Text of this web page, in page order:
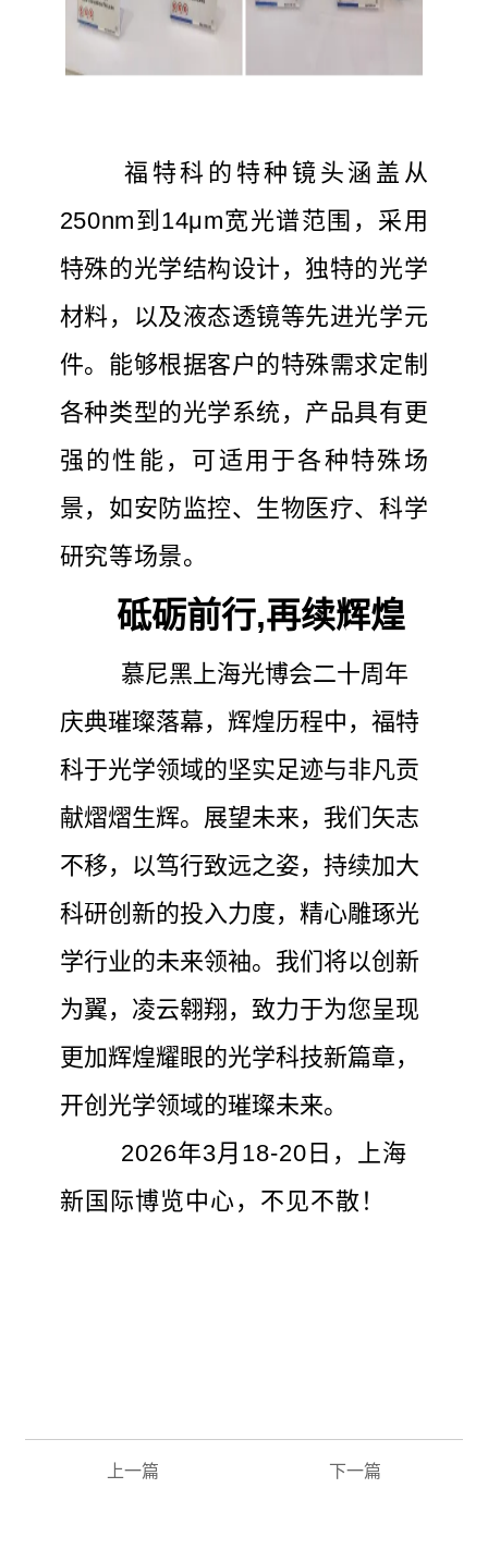
福特科的特种镜头涵盖从
250nm到14μm宽光谱范围，采用
特殊的光学结构设计，独特的光学
材料，以及液态透镜等先进光学元
件。能够根据客户的特殊需求定制
各种类型的光学系统，产品具有更
强的性能，可适用于各种特殊场
景，如安防监控、生物医疗、科学
研究等场景。
砥砺前行,再续辉煌
慕尼黑上海光博会二十周年
庆典璀璨落幕，辉煌历程中，福特
科于光学领域的坚实足迹与非凡贡
献熠熠生辉。展望未来，我们矢志
不移，以笃行致远之姿，持续加大
科研创新的投入力度，精心雕琢光
学行业的未来领袖。我们将以创新
为翼，凌云翱翔，致力于为您呈现
更加辉煌耀眼的光学科技新篇章，
开创光学领域的璀璨未来。
2026年3月18-20日，上海
新国际博览中心，不见不散！
下一篇
上一篇